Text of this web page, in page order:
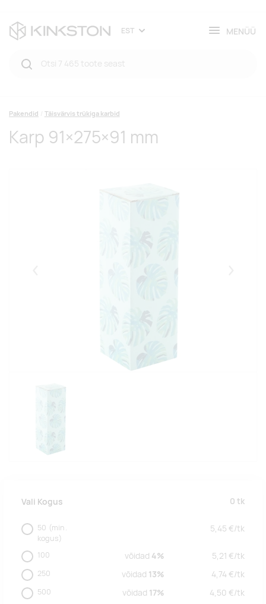
EST MENÜÜ
Pakendid Täisvärvis trükiga karbid
Karp 91×275×91 mm
Vali Kogus 0 tk
50 (min.
kogus)
5,45 €/tk
100 võidad 4% 5,21 €/tk
250 võidad 13% 4,74 €/tk
500 võidad 17% 4,50 €/tk